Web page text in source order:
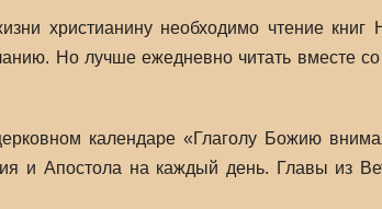
христианину необходимо чтение
Но лучше ежедневно читать вместе
календаре «Глаголу Божию
и Апостола на каждый день. Главы из